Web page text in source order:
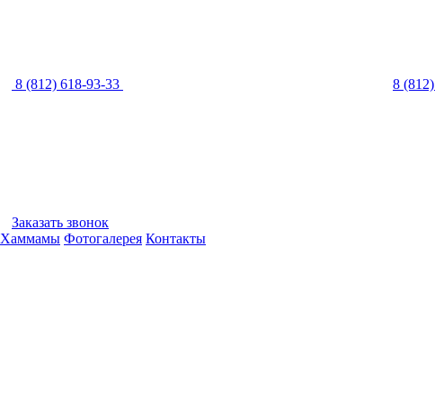
8 (812) 618-93-33 8
Заказать звонок
Хаммамы Фотогалерея Контакты